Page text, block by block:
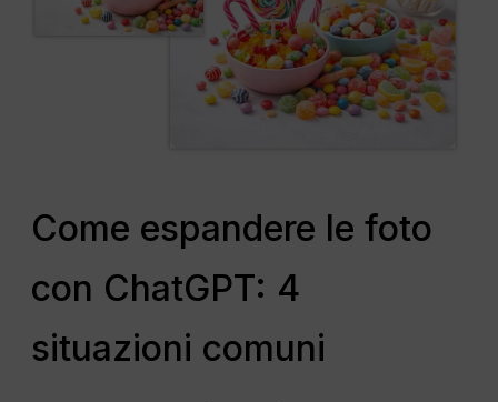
Come espandere le foto
con ChatGPT: 4
situazioni comuni